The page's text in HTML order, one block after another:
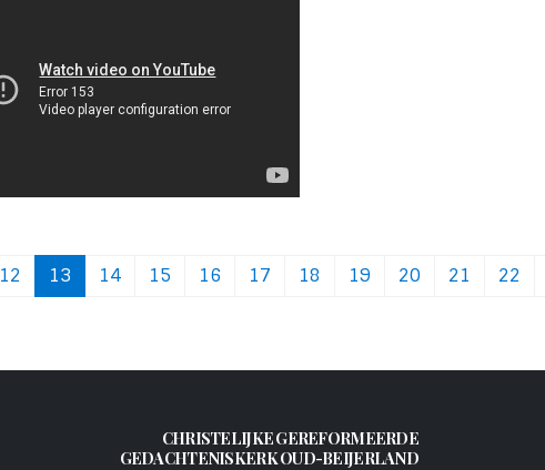
12 13 14 15 16 17 18 19 20 21 22
CHRISTELIJKE GEREFORMEERDE
GEDACHTENISKERK OUD-BEIJERLAND